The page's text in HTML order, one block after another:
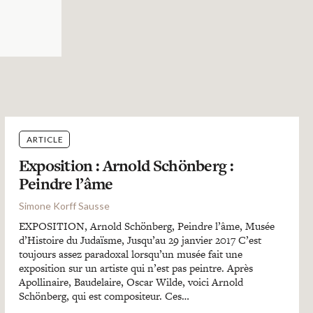
ARTICLE
Exposition : Arnold Schönberg :
Peindre l’âme
Simone Korff Sausse
EXPOSITION, Arnold Schönberg, Peindre l’âme, Musée
d’Histoire du Judaïsme, Jusqu’au 29 janvier 2017 C’est
toujours assez paradoxal lorsqu’un musée fait une
exposition sur un artiste qui n’est pas peintre. Après
Apollinaire, Baudelaire, Oscar Wilde, voici Arnold
Schönberg, qui est compositeur. Ces…